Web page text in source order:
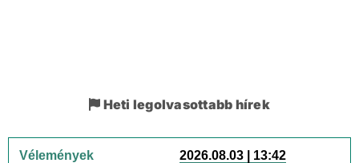
Heti legolvasottabb hírek
Vélemények 2026.08.03 | 13:42